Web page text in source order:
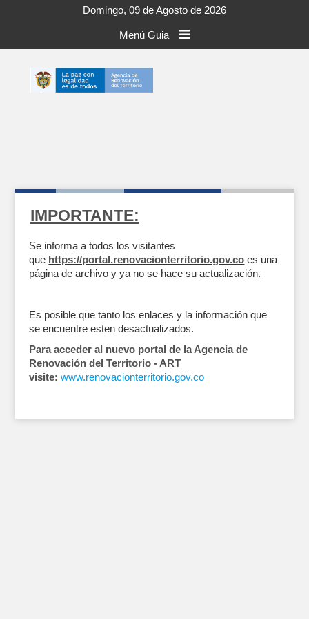
Domingo, 09 de Agosto de 2026
Menú Guia
IMPORTANTE:
Se informa a todos los visitantes
que https://portal.renovacionterritorio.gov.co es una
página de archivo y ya no se hace su actualización.
Es posible que tanto los enlaces y la información que
se encuentre esten desactualizados.
Para acceder al nuevo portal de la Agencia de
Renovación del Territorio - ART
visite: www.renovacionterritorio.gov.co